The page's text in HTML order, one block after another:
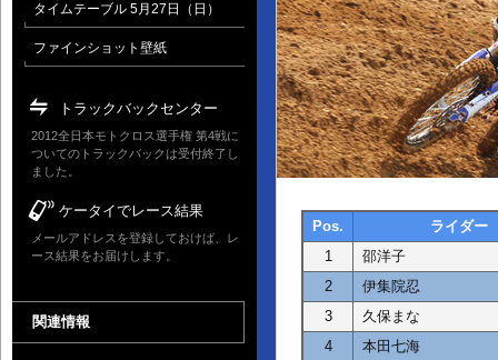
Pos.
ライダー
1
邵洋子
2
伊集院忍
3
久保まな
4
本田七海
タイムテーブル 5月27日（日）
ファインショット壁紙
トラックバックセンター
2012全日本モトクロス選手権 第4戦に
ついてのトラックバックは受付終了し
ました。
ケータイでレース結果
メールアドレスを登録しておけば、レ
ース結果をお届けします。
関連情報